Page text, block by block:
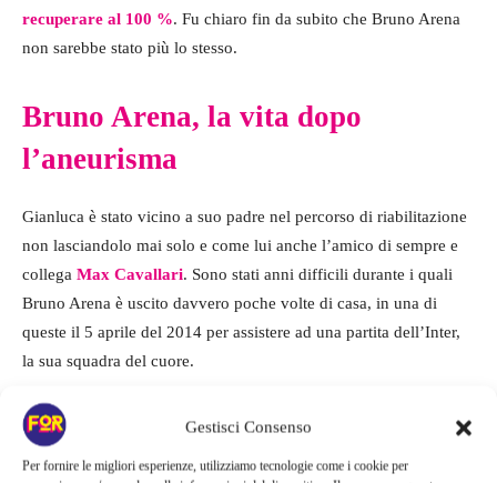
Gestisci Consenso
Per fornire le migliori esperienze, utilizziamo tecnologie come i cookie per
recuperare al 100 %. Fu chiaro fin da subito che Bruno Arena
non sarebbe stato più lo stesso.
Bruno Arena, la vita dopo
l’aneurisma
Gianluca è stato vicino a suo padre nel percorso di riabilitazione
non lasciandolo mai solo e come lui anche l’amico di sempre e
collega Max Cavallari. Sono stati anni difficili durante i quali
Bruno Arena è uscito davvero poche volte di casa, in una di
queste il 5 aprile del 2014 per assistere ad una partita dell’Inter,
la sua squadra del cuore.